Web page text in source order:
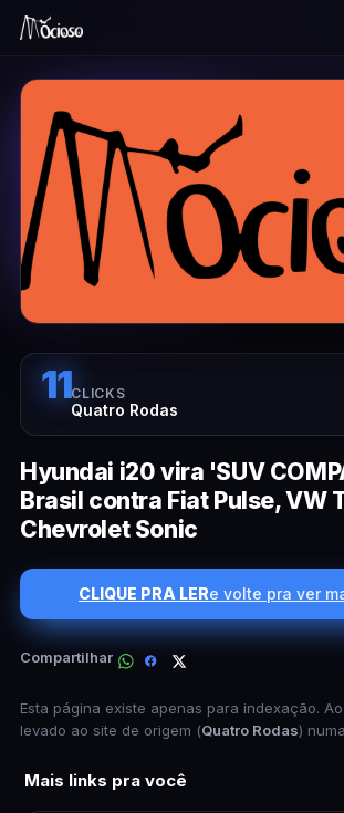
11CLICKS
Quatro Rodas
Hyundai i20 vira 'SUV
Brasil contra Fiat Pulse, VW
Chevrolet Sonic
CLIQUE PRA LERe volte pra ver
Compartilhar
Esta página existe apenas para indexação.
levado ao site de origem (Quatro Rodas)
Mais links pra você